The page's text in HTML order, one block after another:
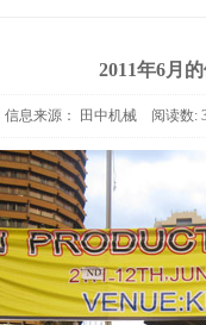
2011年6月
信息来源： 田中机械阅读数: